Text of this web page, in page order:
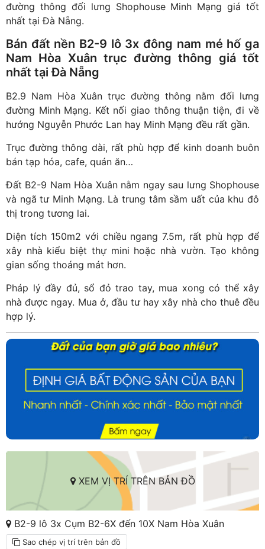
đường thông đối lưng Shophouse Minh Mạng giá tốt
nhất tại Đà Nẵng.
Bán đất nền B2-9 lô 3x đông nam mé hố ga
Nam Hòa Xuân trục đường thông giá tốt
nhất tại Đà Nẵng
B2.9 Nam Hòa Xuân trục đường thông nằm đối lưng
đường Minh Mạng. Kết nối giao thông thuận tiện, đi về
hướng Nguyễn Phước Lan hay Minh Mạng đều rất gần.
Trục đường thông dài, rất phù hợp để kinh doanh buôn
bán tạp hóa, cafe, quán ăn…
Đất B2-9 Nam Hòa Xuân nằm ngay sau lưng Shophouse
và ngã tư Minh Mạng. Là trung tâm sầm uất của khu đô
thị trong tương lai.
Diện tích 150m2 với chiều ngang 7.5m, rất phù hợp để
xây nhà kiểu biệt thự mini hoặc nhà vườn. Tạo không
gian sống thoáng mát hơn.
Pháp lý đầy đủ, sổ đỏ trao tay, mua xong có thể xây
nhà được ngay. Mua ở, đầu tư hay xây nhà cho thuê đều
hợp lý.
XEM VỊ TRÍ TRÊN BẢN ĐỒ
B2-9 lô 3x Cụm B2-6X đến 10X Nam Hòa Xuân
Sao chép vị trí trên bản đồ